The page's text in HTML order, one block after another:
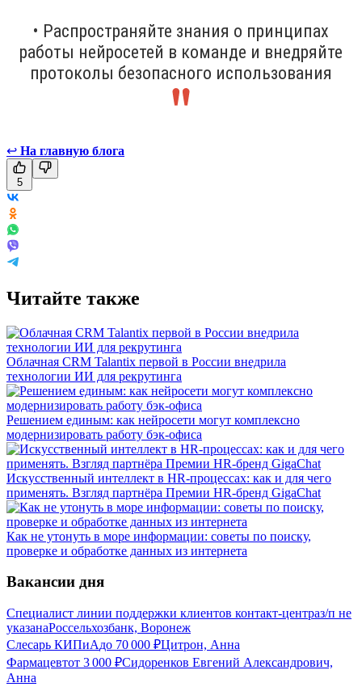
• Распространяйте знания о принципах
работы нейросетей в команде и внедряйте
протоколы безопасного использования
↩ На главную блога
5
Читайте также
Облачная CRM Talantix первой в России внедрила
технологии ИИ для рекрутинга
Решением единым: как нейросети могут комплексно
модернизировать работу бэк-офиса
Искусственный интеллект в HR-процессах: как и для чего
применять. Взгляд партнёра Премии HR-бренд GigaChat
Как не утонуть в море информации: советы по поиску,
проверке и обработке данных из интернета
Вакансии дня
Специалист линии поддержки клиентов контакт-центраз/п не
указанаРоссельхозбанк, Воронеж
Слесарь КИПиАдо 70 000 ₽Цитрон, Анна
Фармацевтот 3 000 ₽Сидоренков Евгений Александрович,
Анна